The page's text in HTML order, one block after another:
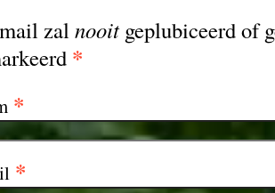
zalnooitgeplubiceerd of
*
*
*